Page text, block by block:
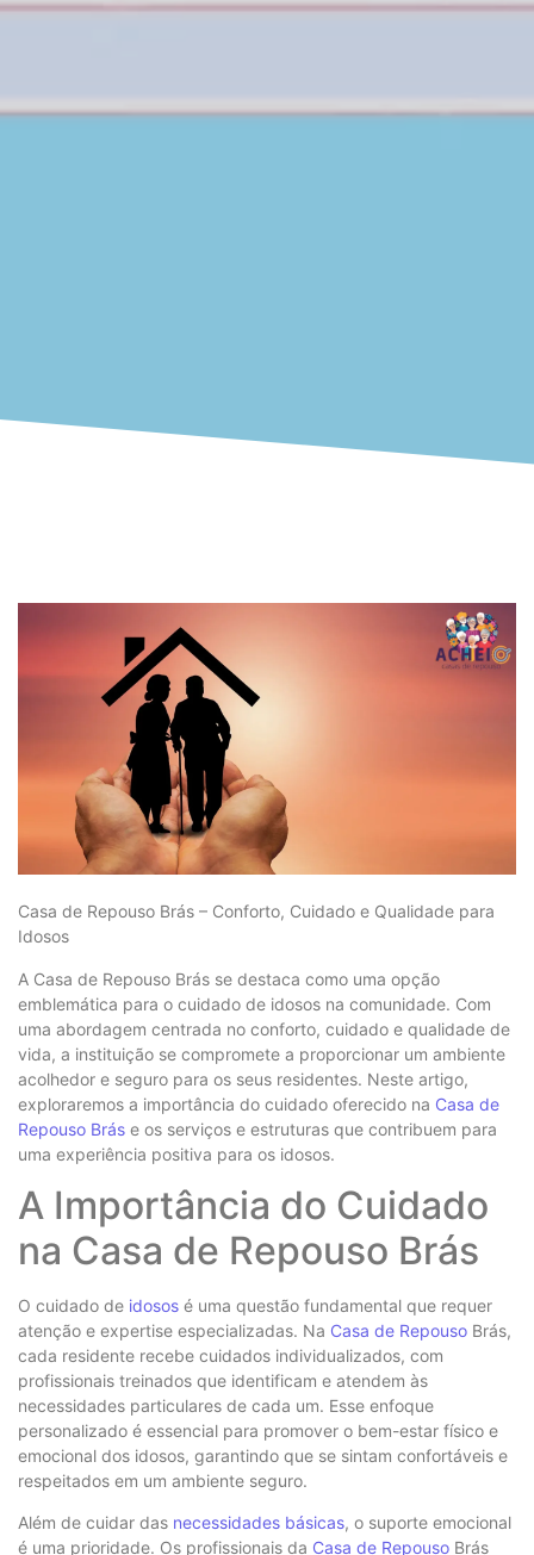
Casa de Repouso Brás – Conforto, Cuidado e Qualidade para
Idosos
A Casa de Repouso Brás se destaca como uma opção
emblemática para o cuidado de idosos na comunidade. Com
uma abordagem centrada no conforto, cuidado e qualidade de
vida, a instituição se compromete a proporcionar um ambiente
acolhedor e seguro para os seus residentes. Neste artigo,
exploraremos a importância do cuidado oferecido na Casa de
Repouso Brás e os serviços e estruturas que contribuem para
uma experiência positiva para os idosos.
A Importância do Cuidado
na Casa de Repouso Brás
O cuidado de idosos é uma questão fundamental que requer
atenção e expertise especializadas. Na Casa de Repouso Brás,
cada residente recebe cuidados individualizados, com
profissionais treinados que identificam e atendem às
necessidades particulares de cada um. Esse enfoque
personalizado é essencial para promover o bem-estar físico e
emocional dos idosos, garantindo que se sintam confortáveis e
respeitados em um ambiente seguro.
Além de cuidar das necessidades básicas, o suporte emocional
é uma prioridade. Os profissionais da Casa de Repouso Brás